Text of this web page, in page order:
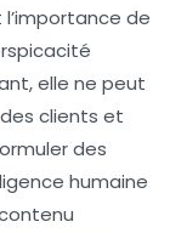
de
elle ne peut
clients et
des
humaine